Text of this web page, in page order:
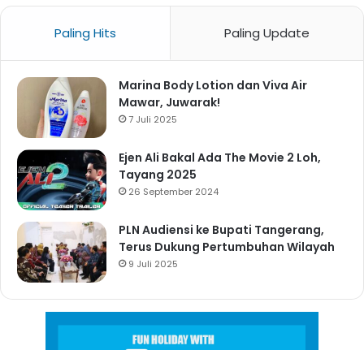
Paling Hits Paling Update
Marina Body Lotion dan Viva Air
Mawar, Juwarak!
7 Juli 2025
Ejen Ali Bakal Ada The Movie 2 Loh,
Tayang 2025
26 September 2024
PLN Audiensi ke Bupati Tangerang,
Terus Dukung Pertumbuhan Wilayah
9 Juli 2025